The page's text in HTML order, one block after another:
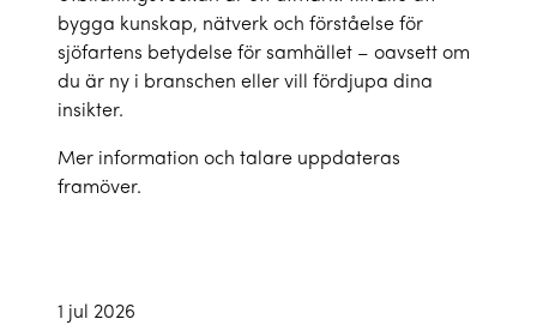
bygga kunskap, nätverk och förståelse för
sjöfartens betydelse för samhället – oavsett om
du är ny i branschen eller vill fördjupa dina
insikter.
Mer information och talare uppdateras
framöver.
1 jul 2026